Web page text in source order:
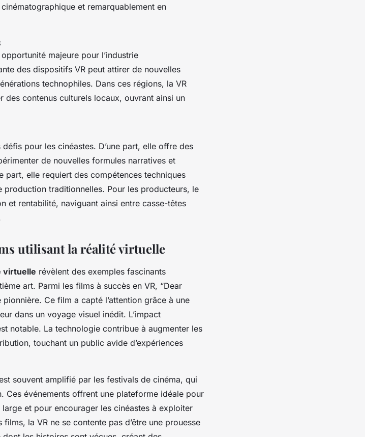
et remarquablement en
majeure pour l’industrie
des dispositifs VR peut attirer de nouvelles
technophiles. Dans ces régions, la VR
contenus culturels locaux, ouvrant ainsi un
pour les cinéastes. D’une part, elle offre des
de nouvelles formules narratives et
part, elle requiert des compétences techniques
traditionnelles. Pour les producteurs, le
et rentabilité, naviguant ainsi entre casse-têtes
utilisant la réalité virtuelle
virtuelle révèlent des exemples fascinants
art. Parmi les films à succès en VR, “Dear
Ce film a capté l’attention grâce à une
dans un voyage visuel inédit. L’impact
notable. La technologie contribue à augmenter les
touchant un public avide d’expériences
souvent amplifié par les festivals de cinéma, qui
Ces événements offrent une plateforme idéale pour
et pour encourager les cinéastes à exploiter
la VR ne se contente pas d’être une prouesse